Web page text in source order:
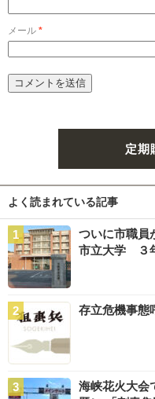
メール *
定期
よく読まれている記事
ついに市職
市立大学 ３
存立危機事態
海峡花火大会